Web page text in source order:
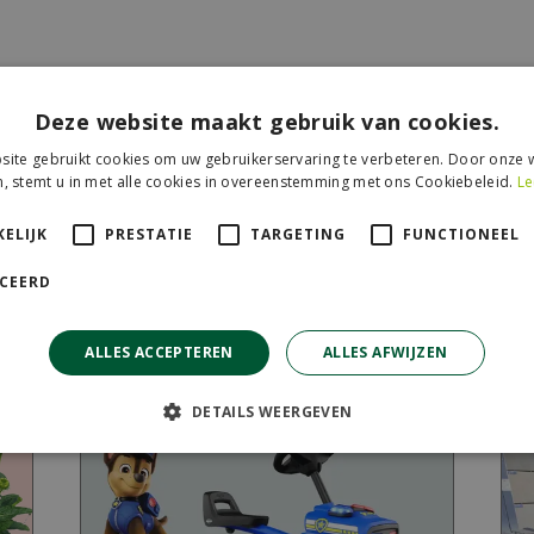
Europa. Veel mensen hebben deze winterharde
Minder bekend is dat je de jonge blaadjes en
of bij vis en gevogelte. Zet lavendel op een zonnige,
(waar de eerste scheutjes beginnen) en top na de
berichten:
Deze website maakt gebruik van cookies.
gebruikt cookies om uw gebruikerservaring te verbeteren. Door onze
stemt u in met alle cookies in overeenstemming met ons Cookiebeleid.
PRESTATIE TARGETING FUNCTIONEEL
ALLES ACCEPTEREN ALLES AFWIJZEN
DETAILS WEERGEVEN